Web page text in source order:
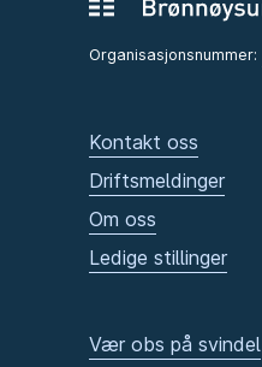
Organisasjonsnummer:
Kontakt oss
Driftsmeldinger
Om oss
Ledige stillinger
Vær obs på svindel